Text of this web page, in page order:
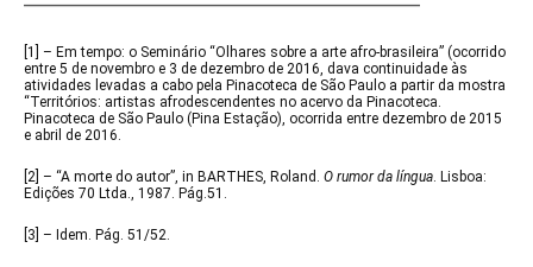
[1]
– Em tempo: o Seminário “Olhares sobre a arte afro-brasileira” (ocorrido
entre 5 de novembro e 3 de dezembro de 2016, dava continuidade às
atividades levadas a cabo pela Pinacoteca de São Paulo a partir da mostra
“Territórios: artistas afrodescendentes no acervo da Pinacoteca.
Pinacoteca de São Paulo (Pina Estação), ocorrida entre dezembro de 2015
e abril de 2016.
[2] – “A morte do autor”, in BARTHES, Roland. O rumor da língua. Lisboa:
Edições 70 Ltda., 1987. Pág.51.
[3] – Idem. Pág. 51/52.